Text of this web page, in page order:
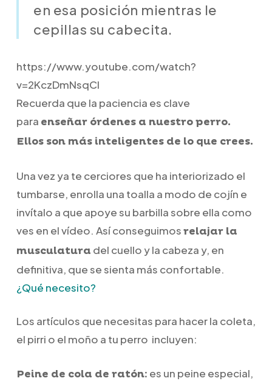
en esa posición mientras le
cepillas su cabecita.
https://www.youtube.com/watch?
v=2KczDmNsqCI
Recuerda que la paciencia es clave
para enseñar órdenes a nuestro perro.
Ellos son más inteligentes de lo que crees.
Una vez ya te cerciores que ha interiorizado el
tumbarse, enrolla una toalla a modo de cojín e
invítalo a que apoye su barbilla sobre ella como
ves en el vídeo. Así conseguimosrelajar la
musculatura del cuello y la cabeza y, en
definitiva, que se sienta más confortable.
¿Qué necesito?
Los artículos que necesitas para hacer la coleta,
el pirri o el moño a tu perro incluyen:
Peine de cola de ratón: es un peine especial,